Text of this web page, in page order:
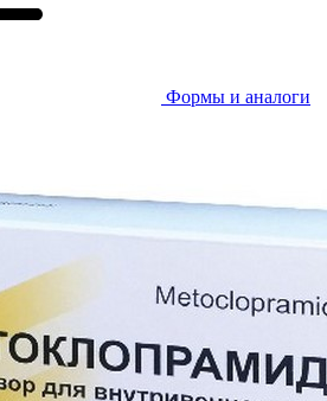
Формы и аналоги